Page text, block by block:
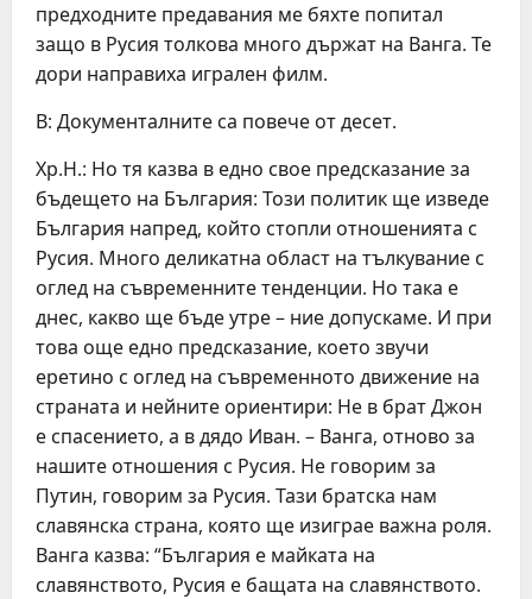
предходните предавания ме бяхте попитал
защо в Русия толкова много държат на Ванга. Те
дори направиха игрален филм.
В: Документалните са повече от десет.
Хр.Н.: Но тя казва в едно свое предсказание за
бъдещето на България: Този политик ще изведе
България напред, който стопли отношенията с
Русия. Много деликатна област на тълкувание с
оглед на съвременните тенденции. Но така е
днес, какво ще бъде утре – ние допускаме. И при
това още едно предсказание, което звучи
еретино с оглед на съвременното движение на
страната и нейните ориентири: Не в брат Джон
е спасението, а в дядо Иван. – Ванга, отново за
нашите отношения с Русия. Не говорим за
Путин, говорим за Русия. Тази братска нам
славянска страна, която ще изиграе важна роля.
Ванга казва: “България е майката на
славянството, Русия е бащата на славянството.